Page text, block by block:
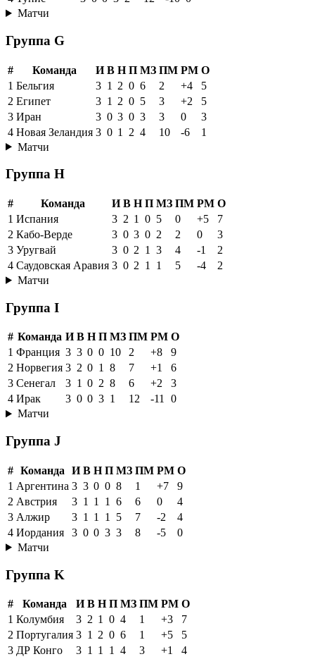
Матчи
Группа G
# Команда И В Н П МЗ ПМ РМ О
1 Бельгия 3 1 2 0 6 2 +4
5
2 Египет 3 1 2 0 5 3 +2
5
3 Иран 3 0 3 0 3 3 0
3
4 Новая Зеландия 3 0 1 2 4 10 -6
1
Матчи
Группа H
# Команда И В Н П МЗ ПМ РМ О
1 Испания 3 2 1 0 5 0 +5
7
2 Кабо-Верде 3 0 3 0 2 2 0
3
3 Уругвай 3 0 2 1 3 4 -1
2
4 Саудовская Аравия 3 0 2 1 1 5 -4
2
Матчи
Группа I
# Команда И В Н П МЗ ПМ РМ О
1 Франция 3 3 0 0 10 2 +8
9
2 Норвегия 3 2 0 1 8 7 +1
6
3 Сенегал 3 1 0 2 8 6 +2
3
4 Ирак 3 0 0 3 1 12 -11
0
Матчи
Группа J
# Команда И В Н П МЗ ПМ РМ О
1 Аргентина 3 3 0 0 8 1 +7
9
2 Австрия 3 1 1 1 6 6 0
4
3 Алжир 3 1 1 1 5 7 -2
4
4 Иордания 3 0 0 3 3 8 -5
0
Матчи
Группа K
# Команда И В Н П МЗ ПМ РМ О
1 Колумбия 3 2 1 0 4 1 +3
7
2 Португалия 3 1 2 0 6 1 +5
5
3 ДР Конго 3 1 1 1 4 3 +1
4